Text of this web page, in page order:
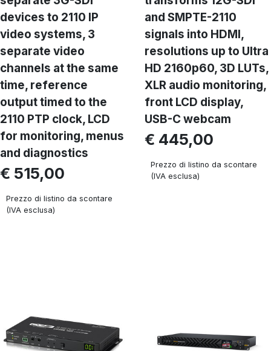
devices to 2110 IP
video systems, 3
separate video
channels at the same
time, reference
output timed to the
2110 PTP clock, LCD
for monitoring, menus
and diagnostics
€ 515,00
Prezzo di listino da scontare
(IVA esclusa)
and SMPTE-2110
signals into HDMI,
resolutions up to Ultra
HD 2160p60, 3D LUTs,
XLR audio monitoring,
front LCD display,
USB-C webcam
€ 445,00
Prezzo di listino da scontare
(IVA esclusa)